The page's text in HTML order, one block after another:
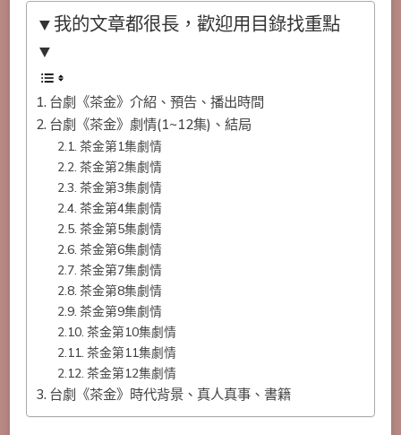
▼我的文章都很長，歡迎用目錄找重點
▼
台劇《茶金》介紹、預告、播出時間
台劇《茶金》劇情(1~12集)、結局
茶金第1集劇情
茶金第2集劇情
茶金第3集劇情
茶金第4集劇情
茶金第5集劇情
茶金第6集劇情
茶金第7集劇情
茶金第8集劇情
茶金第9集劇情
茶金第10集劇情
茶金第11集劇情
茶金第12集劇情
台劇《茶金》時代背景、真人真事、書籍